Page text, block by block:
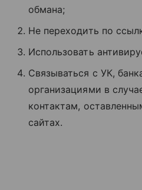
обмана;
Не переходить по
Использовать
Связываться с УК,
организациями в
контактам,
сайтах.